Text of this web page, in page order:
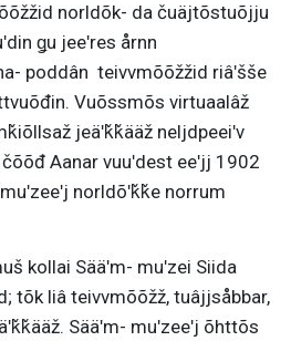
norldõk- da čuäjtõstuõjju
ǥu jeeʹres årnn
poddân teivvmõõžžid riâʹšše
Vuõssmõs virtuaalâž
jeäʹǩǩääž neljdpeeiʹv
Aanar vuuʹdest eeʹjj 1902
norldõʹǩǩe norrum
kollai Sääʹm- muʹzei Siida
tõk liâ teivvmõõžž, tuâjjsåbbar,
Sääʹm- muʹzeeʹj õhttõs